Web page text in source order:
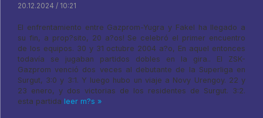
20.12.2024 / 10:21
El enfrentamiento entre Gazprom-Yugra y Fakel ha llegado a
su fin, a prop?sito, 20 a?os! Se celebró el primer encuentro
de los equipos. 30 y 31 octubre 2004 a?o, En aquel entonces
todavía se jugaban partidos dobles en la gira.. El ZSK-
Gazprom venció dos veces al debutante de la Superliga en
Surgut, 3:0 y 3:1. Y luego hubo un viaje a Novy Urengoy. 22 y
23 enero, y dos victorias de los residentes de Surgut. 3:2.
esta partida leer m?s »